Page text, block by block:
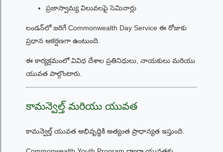
ప్రజాస్వామ్య విలువలపై సెమినార్లు
లండన్‌లో జరిగే Commonwealth Day Service ఈ రోజుకు
ప్రధాన ఆకర్షణగా ఉంటుంది.
ఈ కార్యక్రమంలో వివిధ దేశాల ప్రతినిధులు, నాయకులు మరియు
యువత పాల్గొంటారు.
కామన్వెల్త్ మరియు యువత
కామన్వెల్త్ యువత అభివృద్ధికి అత్యంత ప్రాధాన్యత ఇస్తుంది.